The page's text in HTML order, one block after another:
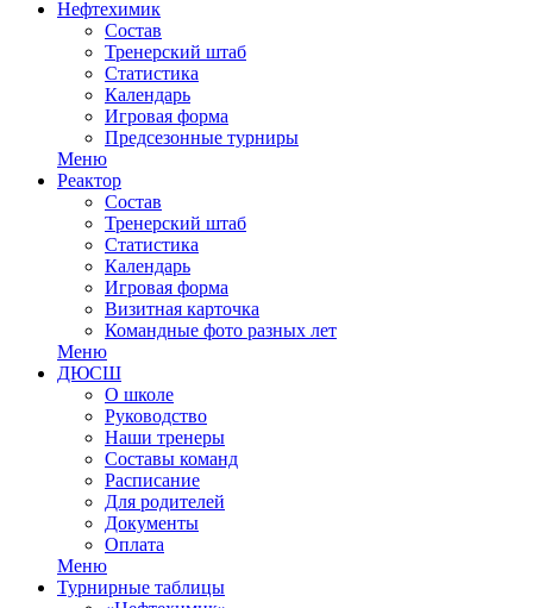
Нефтехимик
Состав
Тренерский штаб
Статистика
Календарь
Игровая форма
Предсезонные турниры
Меню
Реактор
Состав
Тренерский штаб
Статистика
Календарь
Игровая форма
Визитная карточка
Командные фото разных лет
Меню
ДЮСШ
О школе
Руководство
Наши тренеры
Составы команд
Расписание
Для родителей
Документы
Оплата
Меню
Турнирные таблицы